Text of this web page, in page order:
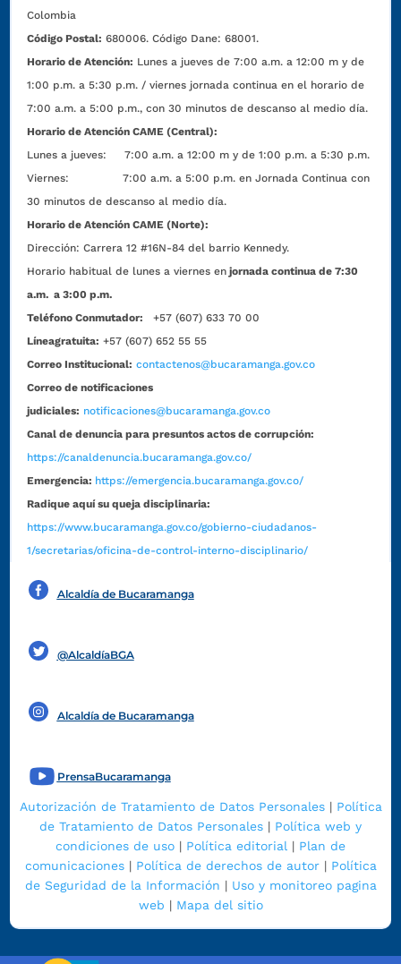
Colombia
Código Postal: 680006. Código Dane: 68001.
Horario de Atención: Lunes a jueves de 7:00 a.m. a 12:00 m y de
1:00 p.m. a 5:30 p.m. / viernes jornada continua en el horario de
7:00 a.m. a 5:00 p.m., con 30 minutos de descanso al medio día.
Horario de Atención CAME (Central):
Lunes a jueves: 7:00 a.m. a 12:00 m y de 1:00 p.m. a 5:30 p.m.
Viernes: 7:00 a.m. a 5:00 p.m. en Jornada Continua con
30 minutos de descanso al medio día.
Horario de Atención CAME (Norte):
Dirección:Carrera 12 #16N-84 del barrio Kennedy.
Horario habitual de lunes a viernes en jornada continua de 7:30
a.m. a 3:00 p.m.
Teléfono Conmutador:
+57 (607) 633 70 00
Líneagratuita: +57 (607) 652 55 55
Correo Institucional: contactenos@bucaramanga.gov.co
Correo de notificaciones
judiciales: notificaciones@bucaramanga.gov.co
Canal de denuncia para presuntos actos de corrupción:
https://canaldenuncia.bucaramanga.gov.co/
Emergencia: https://emergencia.bucaramanga.gov.co/
Radique aquí su queja disciplinaria:
https://www.bucaramanga.gov.co/gobierno-ciudadanos-
1/secretarias/oficina-de-control-interno-disciplinario/
Alcaldía de Bucaramanga
@AlcaldíaBGA
Alcaldía de Bucaramanga
PrensaBucaramanga
Autorización de Tratamiento de Datos Personales| Política
de Tratamiento de Datos Personales | Política web y
condiciones de uso | Política editorial | Plan de
comunicaciones| Política de derechos de autor| Política
de Seguridad de la Información | Uso y monitoreo pagina
web | Mapa del sitio